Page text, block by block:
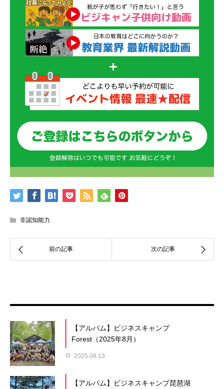
非認知能力
【アルバム】ビジネスキャンプ
Forest（2025年8月）
2025.08.13
【アルバム】ビジネスキャンプ琵琶湖